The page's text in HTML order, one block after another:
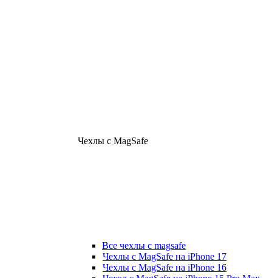
Чехлы с MagSafe
Все чехлы с magsafe
Чехлы с MagSafe на iPhone 17
Чехлы с MagSafe на iPhone 16